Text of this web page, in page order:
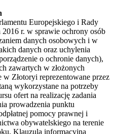
Europejskiego i Rady
r. w sprawie ochrony osób
danych osobowych i w
danych oraz uchylenia
o ochronie danych),
zawartych w złożonych
Złotoryi reprezentowane przez
wykorzystane na potrzeby
ofert na realizację zadania
prowadzenia punktu
pomocy prawnej i
obywatelskiego na terenie
Klauzula informacyjna